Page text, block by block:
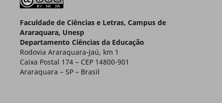
Faculdade de Ciências e Letras, Campus de
Araraquara, Unesp
Departamento Ciências da Educação
Rodovia Araraquara-Jaú, km 1
Caixa Postal 174 – CEP 14800-901
Araraquara – SP – Brasil